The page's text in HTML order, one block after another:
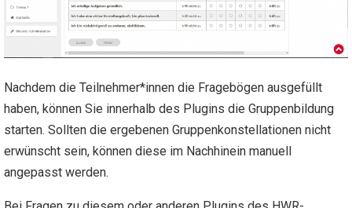
Nachdem die Teilnehmer*innen die Fragebögen ausgefüllt
haben, können Sie innerhalb des Plugins die Gruppenbildung
starten. Sollten die ergebenen Gruppenkonstellationen nicht
erwünscht sein, können diese im Nachhinein manuell
angepasst werden.